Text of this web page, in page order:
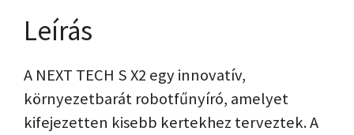
Leírás
A NEXT TECH S X2 egy innovatív,
környezetbarát robotfűnyíró, amelyet
kifejezetten kisebb kertekhez terveztek. A